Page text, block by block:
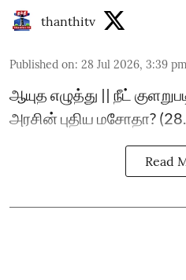
thanthitv
Published on: 28 Jul 2026, 3:39 pm
ஆயுத எழுத்து || நீட்
அரசின் புதிய மசோதா?
Read